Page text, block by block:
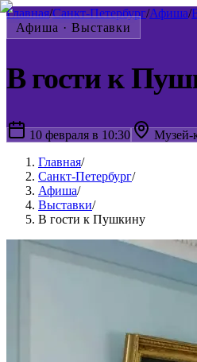
Главная/Санкт-Петербург/Афиша/
Афиша · Выставки
В гости к
10 февраля в 10:30 Музей-
Главная/
Санкт-Петербург/
Афиша/
Выставки/
В гости к Пушкину